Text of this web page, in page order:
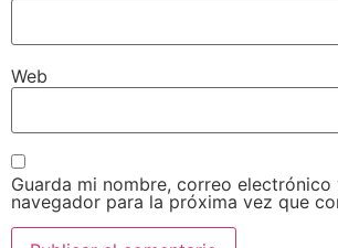
Web
Guarda mi nombre, correo
navegador para la próxima vez que